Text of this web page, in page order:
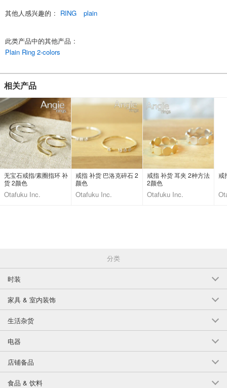
其他人感兴趣的 : RING plain
此类产品中的其他产品 :
Plain Ring 2-colors
相关产品
无宝石戒指/素圈指环 补
货 2颜色
Otafuku Inc.
戒指 补货 巴洛克碎石 2
颜色
Otafuku Inc.
戒指 补货 耳夹 2种方法
2颜色
Otafuku Inc.
戒
分类
时装
家具 & 室内装饰
生活杂货
电器
店铺备品
食品 & 饮料